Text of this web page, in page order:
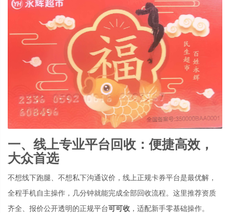
一、线上专业平台回收：便捷高效，
大众首选
不想线下跑腿、不想私下沟通议价，线上正规卡券平台是最优解，
全程手机自主操作，几分钟就能完成全部回收流程。这里推荐资质
齐全、报价公开透明的正规平台可可收 ，适配新手零基础操作。